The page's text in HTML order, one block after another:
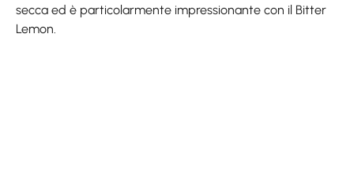
secca ed è particolarmente impressionante con il Bitter
Lemon.